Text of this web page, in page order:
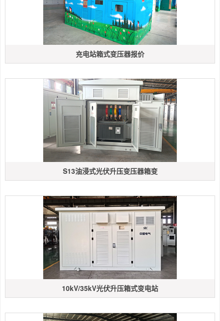
充电站箱式变压器报价
S13油浸式光伏升压变压器箱变
10kV/35kV光伏升压箱式变电站